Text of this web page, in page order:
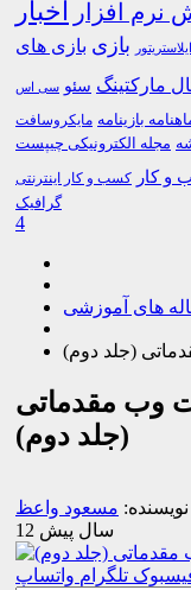
نرم افزار اخبار
ایلاستریتور بازی بازی های
مارکتینگ سئو سی اس
بازینامه مایکروسافت
مجله الکترونیکی چیپست
و کار کسب و کار اینترنتی
گرافیک
4
های آموزشی
(جلد دوم)
وب مقدماتی
(جلد دوم)
نویسنده: مسعود واعظ
12 سال پیش
تلگرام واتساپ